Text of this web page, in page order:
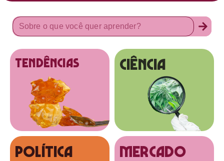
tendências Ciência
Política MERCADO